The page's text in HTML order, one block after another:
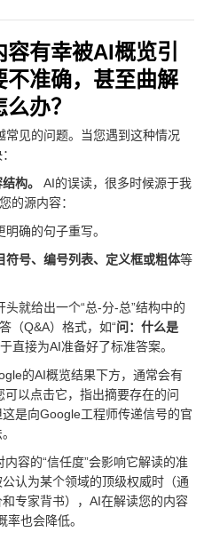
有幸被AI概览引
准确，甚至曲解
办？
常见的问题。当您遇到这种情况
构。
AI的误读，很多时候源于我
的源内容：
确的句子重写。
符号、编号列表、定义框或粗体等
头就给出一个“总-分-总”结构中的
（Q&A）格式，如“问：什么是
直接为AI准备好了标准答案。
的AI概览结果下方，通常会有
以点击它，指出摘要存在的问
是向Google工程师传递信号的官
内容的“信任度”会影响它解读的准
认为某个领域的顶级权威时（通
专家背书），AI在解读您的内容
率也会降低。